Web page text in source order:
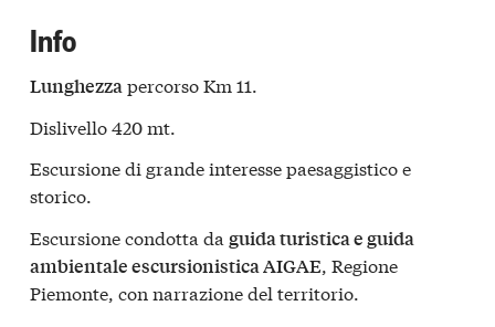
Info
Lunghezzapercorso Km 11.
Dislivello 420 mt.
Escursione di grande interesse paesaggistico e
storico.
Escursione condotta da guida turistica e guida
ambientale escursionistica AIGAE, Regione
Piemonte, con narrazione del territorio.